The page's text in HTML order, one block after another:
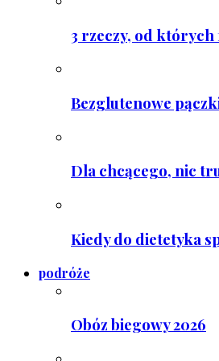
3 rzeczy, od
Bezglutenowe
Dla chcącego, nic
Kiedy do dietetyka
podróże
Obóz biegowy 2026